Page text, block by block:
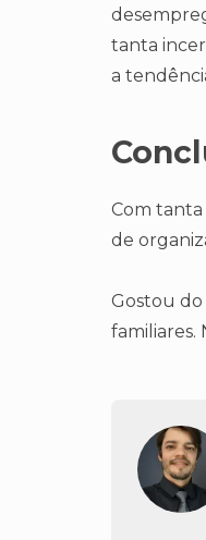
tanta
a
Com tanta
de
Gostou do
familiares.